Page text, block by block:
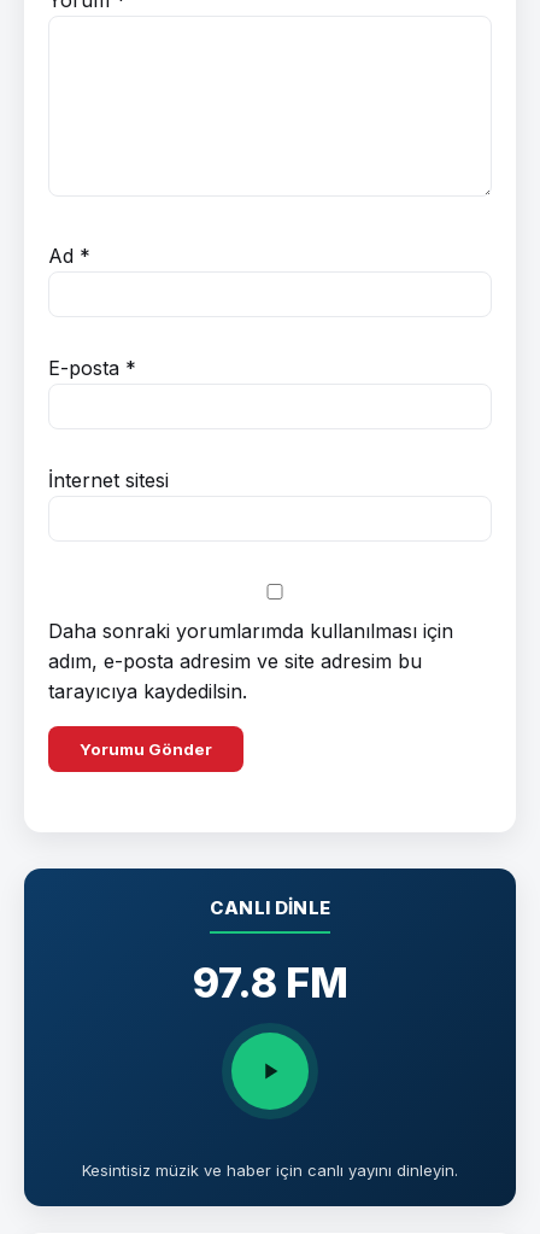
Ad *
E-posta *
İnternet sitesi
Daha sonraki yorumlarımda kullanılması için
adım, e-posta adresim ve site adresim bu
tarayıcıya kaydedilsin.
CANLI DINLE
97.8 FM
Kesintisiz müzik ve haber için canlı yayını dinleyin.